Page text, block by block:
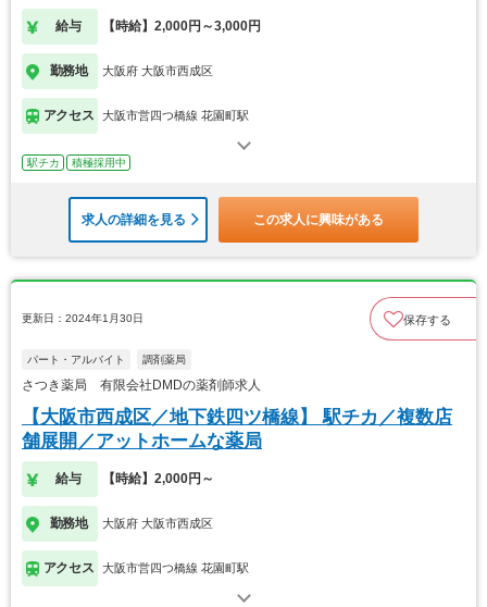
給与 【時給】2,000円～3,000円
勤務地 大阪府 大阪市西成区
アクセス 大阪市営四つ橋線 花園町駅
駅チカ 積極採用中
求人の詳細を見る この求人に興味がある
更新日：2024年1月30日 保存する
パート・アルバイト 調剤薬局
さつき薬局 有限会社DMDの薬剤師求人
【大阪市西成区／地下鉄四ツ橋線】 駅チカ／複数店
舗展開／アットホームな薬局
給与 【時給】2,000円～
勤務地 大阪府 大阪市西成区
アクセス 大阪市営四つ橋線 花園町駅